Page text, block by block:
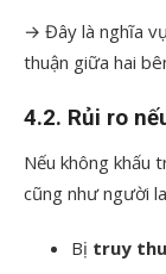
→ Đây là nghĩa
thuận giữa hai
4.2. Rủi ro
Nếu không khấu
cũng như người
Bị truy